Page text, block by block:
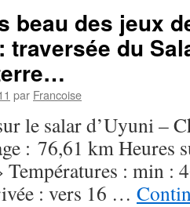
beau des jeux
traversée du
par Francoise
le salar d’Uyuni –
: 76,61 km Heures
: min :
: vers 16 …